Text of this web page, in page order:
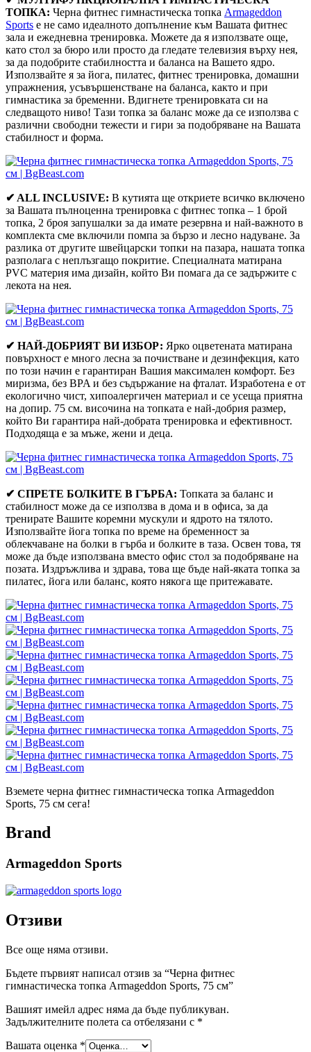
ТОПКА: Черна фитнес гимнастическа топка Armageddon
Sports е не само идеалното допълнение към Вашата фитнес
зала и ежедневна тренировка. Можете да я използвате още,
като стол за бюро или просто да гледате телевизия върху нея,
за да подобрите стабилността и баланса на Вашето ядро.
Използвайте я за йога, пилатес, фитнес тренировка, домашни
упражнения, усъвършенстване на баланса, както и при
гимнастика за бременни. Вдигнете тренировката си на
следващото ниво! Тази топка за баланс може да се използва с
различни свободни тежести и гири за подобряване на Вашата
стабилност и форма.
✔ ALL INCLUSIVE: В кутията ще откриете всичко включено
за Вашата пълноценна тренировка с фитнес топка – 1 брой
топка, 2 броя запушалки за да имате резервна и най-важното в
комплекта сме включили помпа за бързо и лесно надуване. За
разлика от другите швейцарски топки на пазара, нашата топка
разполага с неплъзгащо покритие. Специалната матирана
PVC материя има дизайн, който Ви помага да се задържите с
лекота на нея.
✔ НАЙ-ДОБРИЯТ ВИ ИЗБОР: Ярко оцветената матирана
повърхност е много лесна за почистване и дезинфекция, като
по този начин е гарантиран Вашия максимален комфорт. Без
миризма, без BPA и без съдържание на фталат. Изработена е от
екологично чист, хипоалергичен материал и се усеща приятна
на допир. 75 см. височина на топката е най-добрия размер,
който Ви гарантира най-добрата тренировка и ефективност.
Подходяща е за мъже, жени и деца.
✔ СПРЕТЕ БОЛКИТЕ В ГЪРБА: Топката за баланс и
стабилност може да се използва в дома и в офиса, за да
тренирате Вашите коремни мускули и ядрото на тялото.
Използвайте йога топка по време на бременност за
облекчаване на болки в гърба и болките в таза. Освен това, тя
може да бъде използвана вместо офис стол за подобряване на
позата. Издръжлива и здрава, това ще бъде най-яката топка за
пилатес, йога или баланс, която някога ще притежавате.
Вземете черна фитнес гимнастическа топка Armageddon
Sports, 75 см сега!
Brand
Armageddon Sports
Отзиви
Все още няма отзиви.
Бъдете първият написал отзив за “Черна фитнес
гимнастическа топка Armageddon Sports, 75 см”
Вашият имейл адрес няма да бъде публикуван.
Задължителните полета са отбелязани с *
Вашата оценка *